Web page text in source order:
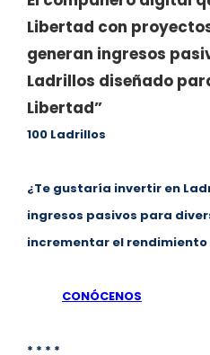
Libertad con
generan ingresos
Ladrillos diseñado
Libertad”
100 Ladrillos
¿Te gustaría invertir en
ingresos pasivos para
incrementar el rendimiento
CONÓCENOS
* * * *